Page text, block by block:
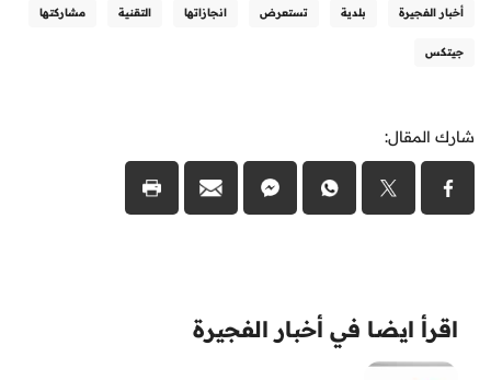
أخبار الفجيرة بلدية تستعرض انجازاتها التقنية مشاركتها
جيتكس
شارك المقال:
اقرأ ايضا في أخبار الفجيرة